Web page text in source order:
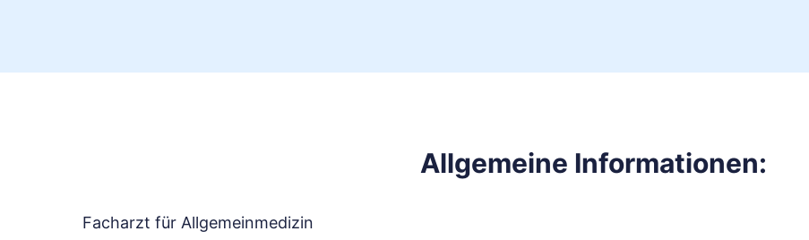
Allgemeine Informationen:
Facharzt für Allgemeinmedizin